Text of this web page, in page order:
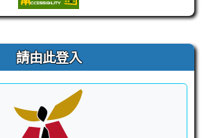
請由此登入